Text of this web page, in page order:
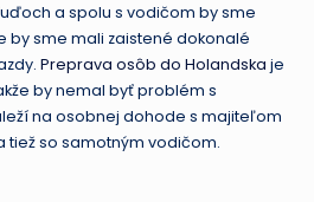
a spolu s vodičom by sme
by sme mali zaistené dokonalé
Preprava osôb do Holandska je
by nemal byť problém s
na osobnej dohode s majiteľom
so samotným vodičom.